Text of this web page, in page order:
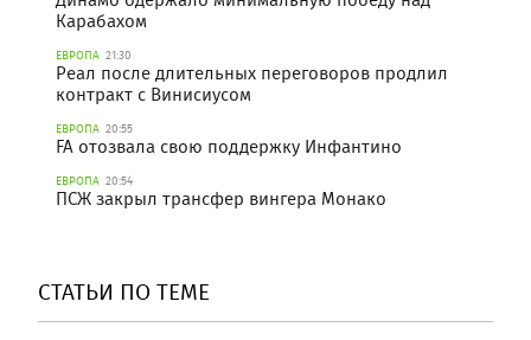
Карабахом
ЕВРОПА 21:30
Реал после длительных переговоров продлил
контракт с Винисиусом
ЕВРОПА 20:55
FA отозвала свою поддержку Инфантино
ЕВРОПА 20:54
ПСЖ закрыл трансфер вингера Монако
СТАТЬИ ПО ТЕМЕ